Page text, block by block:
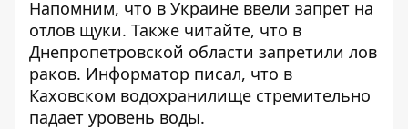
Напомним, что в Украине ввели запрет на
отлов щуки. Также читайте, что в
Днепропетровской области запретили лов
раков. Информатор писал, что в
Каховском водохранилище стремительно
падает уровень воды.